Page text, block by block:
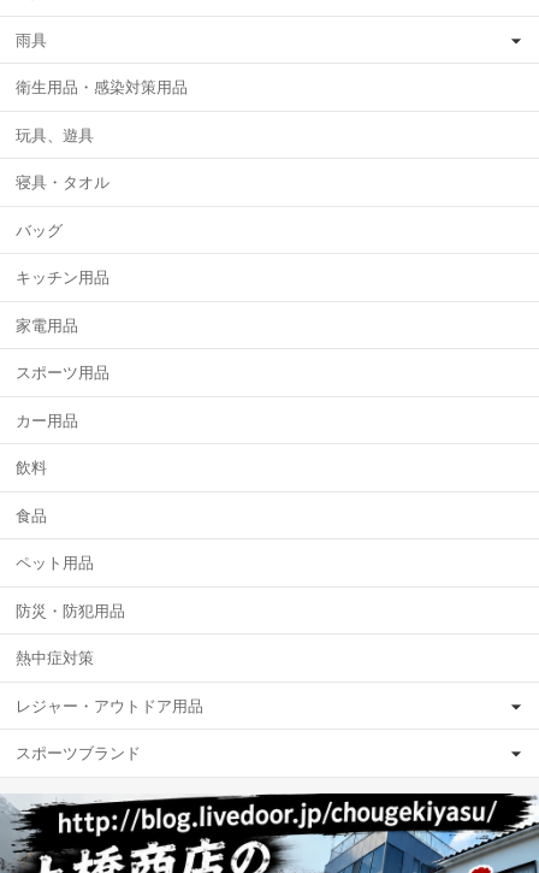
雨具
衛生用品・感染対策用品
玩具、遊具
寝具・タオル
バッグ
キッチン用品
家電用品
スポーツ用品
カー用品
飲料
食品
ペット用品
防災・防犯用品
熱中症対策
レジャー・アウトドア用品
スポーツブランド